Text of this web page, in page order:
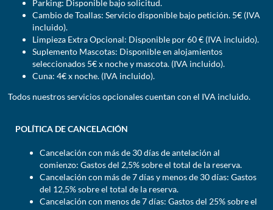
Parking: Disponible bajo solicitud.
Cambio de Toallas: Servicio disponible bajo petición. 5€ (IVA
incluido).
Limpieza Extra Opcional: Disponible por 60 € (IVA incluido).
Suplemento Mascotas: Disponible en alojamientos
seleccionados 5€ x noche y mascota. (IVA incluido).
Cuna: 4€ x noche. (IVA incluido).
Todos nuestros servicios opcionales cuentan con el IVA incluido.
POLÍTICA DE CANCELACIÓN
Cancelación con más de 30 días de antelación al
comienzo: Gastos del 2,5% sobre el total de la reserva.
Cancelación con más de 7 días y menos de 30 días: Gastos
del 12,5% sobre el total de la reserva.
Cancelación con menos de 7 días: Gastos del 25% sobre el